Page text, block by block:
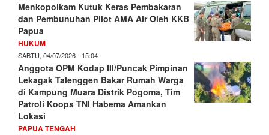
Menkopolkam Kutuk Keras Pembakaran
dan Pembunuhan Pilot AMA Air Oleh KKB
Papua
HUKUM
SABTU, 04/07/2026 - 15:04
Anggota OPM Kodap III/Puncak Pimpinan
Lekagak Talenggen Bakar Rumah Warga
di Kampung Muara Distrik Pogoma, Tim
Patroli Koops TNI Habema Amankan
Lokasi
PAPUA TENGAH